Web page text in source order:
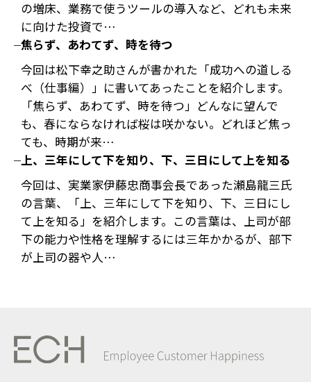
の増床、業務で使うツールの導入など、どれも未来
に向けた投資で…
焦らず、あわてず、時を待つ
今回は松下幸之助さんが書かれた「成功への道しる
べ（仕事編）」に書いてあったことを紹介します。
「焦らず、あわてず、時を待つ」どんなに望んで
も、春にならなければ桜は咲かない。どれほど焦っ
ても、時期が来…
上、三年にして下を知り、下、三日にして上を知る
今回は、実業家伊藤忠商事会長であった瀬島龍三氏
の言葉、「上、三年にして下を知り、下、三日にし
て上を知る」を紹介します。この言葉は、上司が部
下の能力や性格を理解するには三年かかるが、部下
が上司の器や人…